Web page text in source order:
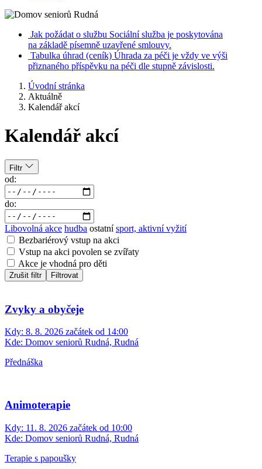
Jak požádat o službu Sociální služba je poskytována
na základě písemně uzavřené smlouvy.
Tabulka úhrad (ceník) Úhrada za péči je vždy ve výši
přiznaného příspěvku na péči dle stupně závislosti.
Úvodní stránka
Aktuálně
Kalendář akcí
Kalendář akcí
Filtr
od:
do:
Libovolná akce hudba ostatní sport, aktivní vyžití
Bezbariérový vstup na akci
Vstup na akci povolen se zvířaty
Akce je vhodná pro děti
Zrušit filtr Filtrovat
Zvyky a obyčeje
Kdy: 8. 8. 2026 začátek od 14:00
Kde: Domov seniorů Rudná, Rudná
Přednáška
Animoterapie
Kdy: 11. 8. 2026 začátek od 10:00
Kde: Domov seniorů Rudná, Rudná
Terapie s papoušky